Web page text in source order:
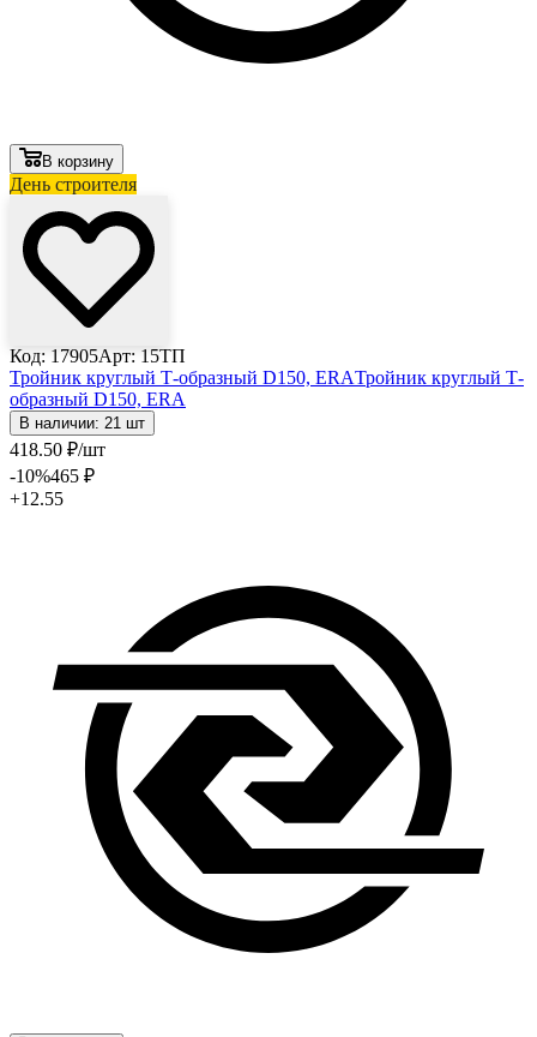
В корзину
День строителя
Код: 17905Арт: 15ТП
Тройник круглый Т-образный D150, ERAТройник круглый Т-
образный D150, ERA
В наличии: 21 шт
418.50 ₽/шт
-10%465 ₽
+12.55